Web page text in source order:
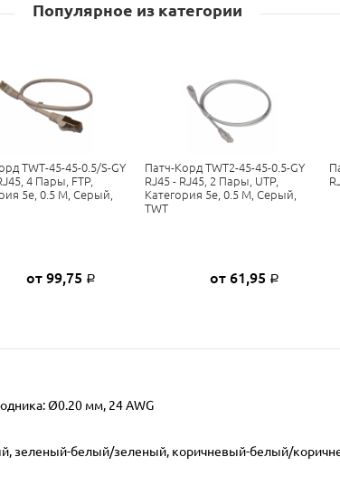
Популярное из категории
TWT-45-45-0.5/S-GY
4 Пары, FTP,
5е, 0.5 М, Серый,
от 99,75 Р
Патч-Корд TWT2-45-45-0.5-GY
RJ45 - RJ45, 2 Пары, UTP,
Категория 5е, 0.5 М, Серый,
TWT
от 61,95 Р
Ø0.20 мм, 24 AWG
зеленый-белый/зеленый, коричневый-белый/